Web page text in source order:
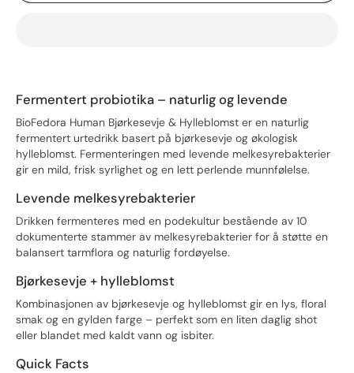
Fermentert probiotika – naturlig og levende
BioFedora Human Bjørkesevje & Hylleblomst er en naturlig
fermentert urtedrikk basert på bjørkesevje og økologisk
hylleblomst. Fermenteringen med levende melkesyrebakterier
gir en mild, frisk syrlighet og en lett perlende munnfølelse.
Levende melkesyrebakterier
Drikken fermenteres med en podekultur bestående av 10
dokumenterte stammer av melkesyrebakterier for å støtte en
balansert tarmflora og naturlig fordøyelse.
Bjørkesevje + hylleblomst
Kombinasjonen av bjørkesevje og hylleblomst gir en lys, floral
smak og en gylden farge – perfekt som en liten daglig shot
eller blandet med kaldt vann og isbiter.
Quick Facts